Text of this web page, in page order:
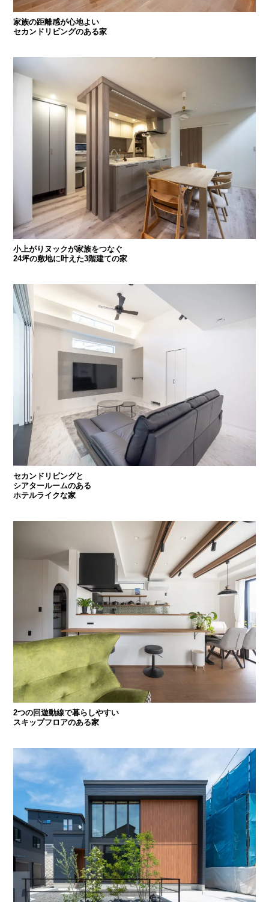
家族の距離感が心地よい
セカンドリビングのある家
小上がりヌックが家族をつなぐ
24坪の敷地に叶えた3階建ての家
セカンドリビングと
シアタールームのある
ホテルライクな家
2つの回遊動線で暮らしやすい
スキップフロアのある家